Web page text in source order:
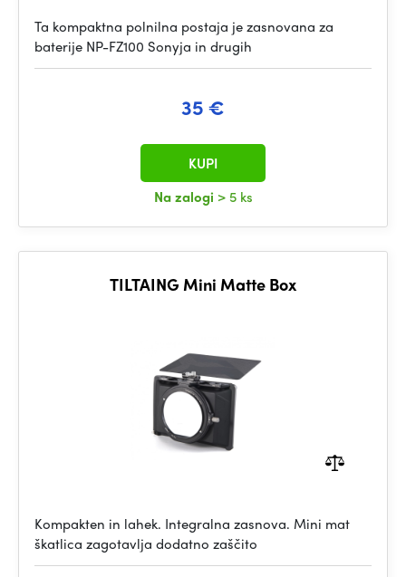
Ta kompaktna polnilna postaja je zasnovana za
baterije NP-FZ100 Sonyja in drugih
35 €
Na zalogi > 5 ks
KUPI
TILTAING Mini Matte Box
Kompakten in lahek. Integralna zasnova. Mini mat
škatlica zagotavlja dodatno zaščito